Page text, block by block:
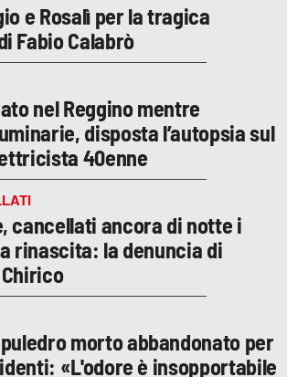
e Rosalì per la tragica
Fabio Calabrò
nel Reggino mentre
disposta l’autopsia sul
40enne
cancellati ancora di notte i
rinascita: la denuncia di
morto abbandonato per
«L'odore è insopportabile